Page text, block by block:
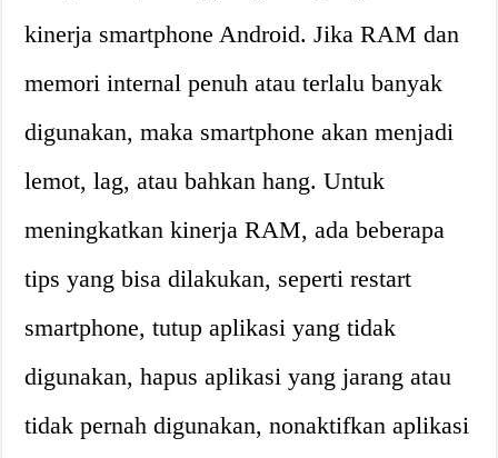
kinerja smartphone Android. Jika RAM dan
memori internal penuh atau terlalu banyak
digunakan, maka smartphone akan menjadi
lemot, lag, atau bahkan hang. Untuk
meningkatkan kinerja RAM, ada beberapa
tips yang bisa dilakukan, seperti restart
smartphone, tutup aplikasi yang tidak
digunakan, hapus aplikasi yang jarang atau
tidak pernah digunakan, nonaktifkan aplikasi